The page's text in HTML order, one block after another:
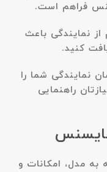
فراهم است.
نمایندگی باعث
کنید.
نمایندگی شما را
راهنمایی
گازی هایسنس ۱۲۰۰۰ بسته به مدل، امکانات و